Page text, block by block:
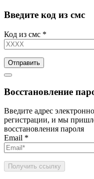
Введите код из смс
Код из смс *
Отправить
Восстановление
Введите адрес
регистрации, и мы
восстановления пароля
Email *
Получить ссылку